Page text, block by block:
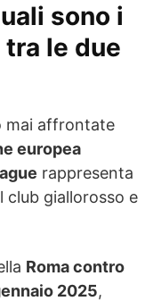
sono i
le due
mai affrontate
europea
rappresenta
club giallorosso e
Roma contro
2025,